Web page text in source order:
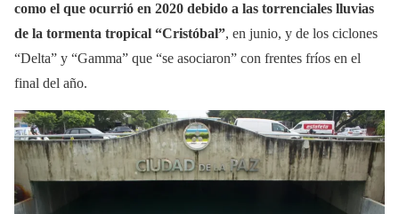
como el que ocurrió en 2020 debido a las torrenciales lluvias
de la tormenta tropical “Cristóbal”, en junio, y de los ciclones
“Delta” y “Gamma” que “se asociaron” con frentes fríos en el
final del año.